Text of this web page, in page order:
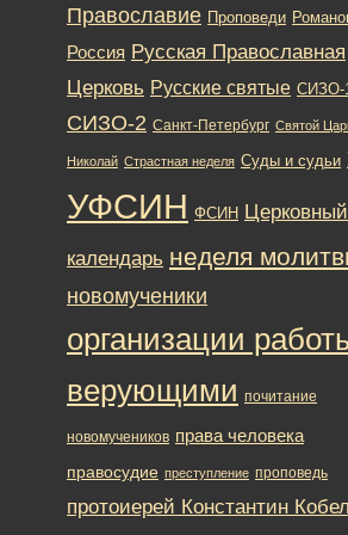
Православие Проповеди
Россия Русская Православная
Церковь Русские святые СИЗО-1
СИЗО-2 Санкт-Петербург Святой
Николай Страстная неделя Суды и судьи
УФСИН ФСИН Церковный
календарь неделя
новомученики
организации
верующими почитание
новомучеников права человека
правосудие преступление проповедь
протоиерей Константин